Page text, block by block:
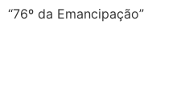
“76º da Emancipação”